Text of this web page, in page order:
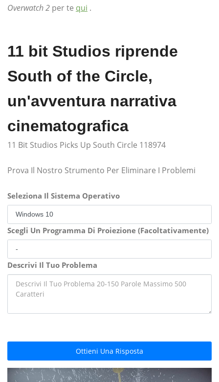
Overwatch 2 per te qui .
11 bit Studios riprende
South of the Circle,
un'avventura narrativa
cinematografica
11 Bit Studios Picks Up South Circle 118974
Prova Il Nostro Strumento Per Eliminare I Problemi
Seleziona Il Sistema Operativo
Scegli Un Programma Di Proiezione (Facoltativamente)
Descrivi Il Tuo Problema
Ottieni Una Risposta